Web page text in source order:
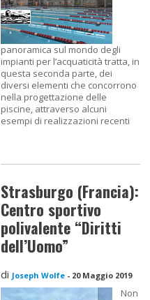
panoramica sul mondo degli
impianti per l’acquaticità tratta, in
questa seconda parte, dei
diversi elementi che concorrono
nella progettazione delle
piscine, attraverso alcuni
esempi di realizzazioni recenti
Strasburgo (Francia):
Centro sportivo
polivalente “Diritti
dell’Uomo”
di Joseph Wolfe - 20 Maggio 2019
Non